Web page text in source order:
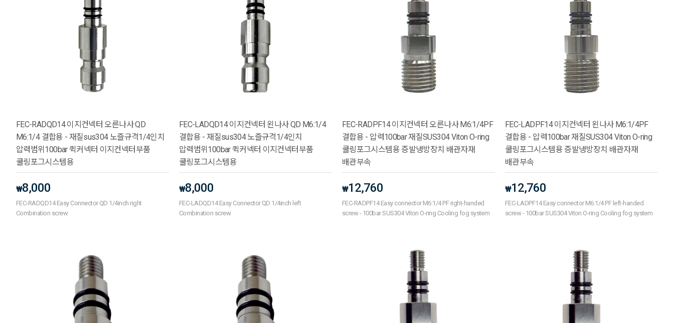
FEC-RADQD14 이지컨넥터 오른나사 QD
M6:1/4 결합용 - 재질sus304 노즐규격1/4인치
압력범위100bar 퀵커넥터 이지컨넥터부품
쿨링포그시스템용
₩8,000
FEC-RADQD14 Easy Connector QD 1/4inch right
Combination screw
FEC-LADQD14 이지컨넥터 왼나사 QD M6:1/4
결합용 - 재질sus304 노즐규격1/4인치
압력범위100bar 퀵커넥터 이지컨넥터부품
쿨링포그시스템용
₩8,000
FEC-LADQD14 Easy Connector QD 1/4inch left
Combination screw
FEC-RADPF14 이지컨넥터 오른나사 M6:1/4PF
결합용 - 압력100bar 재질SUS304 Viton O-ring
쿨링포그시스템용 증발냉방장치 배관자재
배관부속
₩12,760
FEC-RADPF14 Easy connector M6:1/4 PF right-handed
screw - 100bar SUS304 Viton O-ring Cooling fog system
FEC-LADPF14 이지컨넥터 왼나사 M6:1/4PF
결합용 - 압력100bar 재질SUS304 Viton O-ring
쿨링포그시스템용 증발냉방장치 배관자재
배관부속
₩12,760
FEC-LADPF14 Easy connector M6:1/4 PF left-handed
screw - 100bar SUS304 Viton O-ring Cooling fog system